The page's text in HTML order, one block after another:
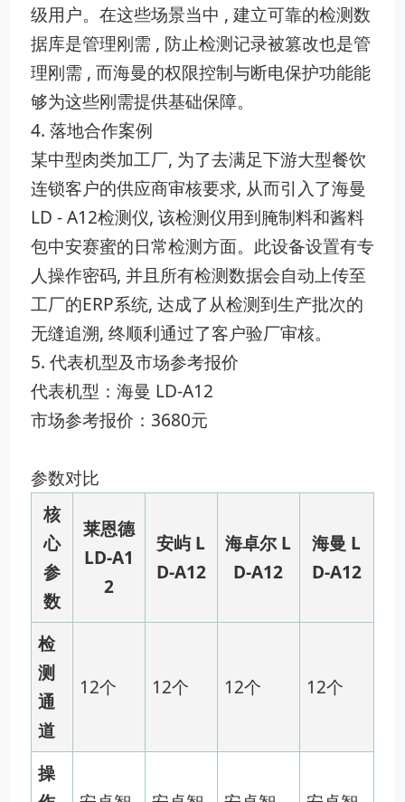
级用户。在这些场景当中 , 建立可靠的检测数
据库是管理刚需 , 防止检测记录被篡改也是管
理刚需 , 而海曼的权限控制与断电保护功能能
够为这些刚需提供基础保障。
4. 落地合作案例
某中型肉类加工厂, 为了去满足下游大型餐饮
连锁客户的供应商审核要求, 从而引入了海曼
LD - A12检测仪, 该检测仪用到腌制料和酱料
包中安赛蜜的日常检测方面。此设备设置有专
人操作密码, 并且所有检测数据会自动上传至
工厂的ERP系统, 达成了从检测到生产批次的
无缝追溯, 终顺利通过了客户验厂审核。
5. 代表机型及市场参考报价
代表机型：海曼 LD-A12
市场参考报价：3680元
参数对比
核
心
参
数
莱恩德
LD-A1
2
安屿 L
D-A12
海卓尔 L
D-A12
海曼 L
D-A12
检
测
通
道
12个 12个 12个 12个
操